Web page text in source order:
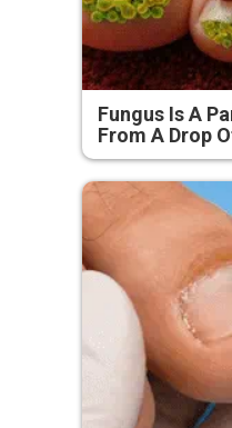
Fungus Is A
From A Drop